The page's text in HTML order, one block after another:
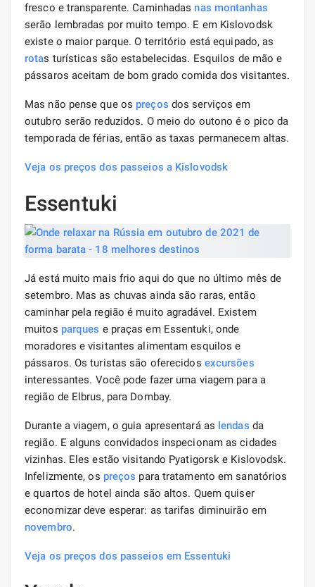
fresco e transparente. Caminhadas nas montanhas
serão lembradas por muito tempo. E em Kislovodsk
existe o maior parque. O território está equipado, as
rotas turísticas são estabelecidas. Esquilos de mão e
pássaros aceitam de bom grado comida dos visitantes.
Mas não pense que os preços dos serviços em
outubro serão reduzidos. O meio do outono é o pico da
temporada de férias, então as taxas permanecem altas.
Veja os preços dos passeios a Kislovodsk
Essentuki
Já está muito mais frio aqui do que no último mês de
setembro. Mas as chuvas ainda são raras, então
caminhar pela região é muito agradável. Existem
muitos parques e praças em Essentuki, onde
moradores e visitantes alimentam esquilos e
pássaros. Os turistas são oferecidos excursões
interessantes. Você pode fazer uma viagem para a
região de Elbrus, para Dombay.
Durante a viagem, o guia apresentará as lendas da
região. E alguns convidados inspecionam as cidades
vizinhas. Eles estão visitando Pyatigorsk e Kislovodsk.
Infelizmente, os preços para tratamento em sanatórios
e quartos de hotel ainda são altos. Quem quiser
economizar deve esperar: as tarifas diminuirão em
novembro.
Veja os preços dos passeios em Essentuki